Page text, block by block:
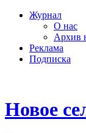
Журнал
О нас
Архив
Реклама
Подписка
Новое